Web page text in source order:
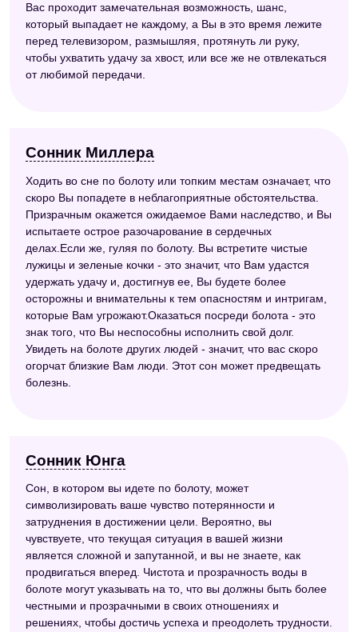
Вас проходит замечательная возможность, шанс,
который выпадает не каждому, а Вы в это время лежите
перед телевизором, размышляя, протянуть ли руку,
чтобы ухватить удачу за хвост, или все же не отвлекаться
от любимой передачи.
Сонник Миллера
Ходить во сне по болоту или топким местам означает, что
скоро Вы попадете в неблагоприятные обстоятельства.
Призрачным окажется ожидаемое Вами наследство, и Вы
испытаете острое разочарование в сердечных
делах.Если же, гуляя по болоту. Вы встретите чистые
лужицы и зеленые кочки - это значит, что Вам удастся
удержать удачу и, достигнув ее, Вы будете более
осторожны и внимательны к тем опасностям и интригам,
которые Вам угрожают.Оказаться посреди болота - это
знак того, что Вы неспособны исполнить свой долг.
Увидеть на болоте других людей - значит, что вас скоро
огорчат близкие Вам люди. Этот сон может предвещать
болезнь.
Сонник Юнга
Сон, в котором вы идете по болоту, может
символизировать ваше чувство потерянности и
затруднения в достижении цели. Вероятно, вы
чувствуете, что текущая ситуация в вашей жизни
является сложной и запутанной, и вы не знаете, как
продвигаться вперед. Чистота и прозрачность воды в
болоте могут указывать на то, что вы должны быть более
честными и прозрачными в своих отношениях и
решениях, чтобы достичь успеха и преодолеть трудности.